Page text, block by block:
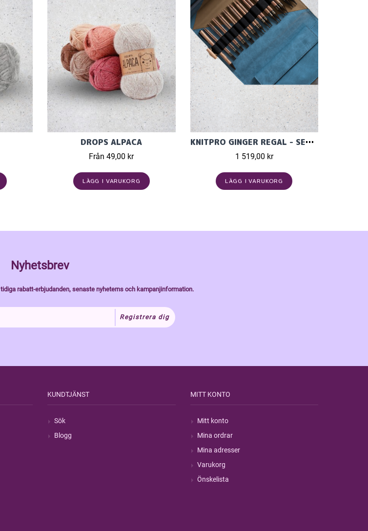
DROPS ALPACA
Från 49,00 kr
LÄGG I VARUKORG
KNITPRO GINGER REGAL - SET MED ÄNDSTICKOR (11 PAR, 13 CM)
1 519,00 kr
LÄGG I VARUKORG
Nyhetsbrev
rabatt-erbjudanden, senaste nyheterns och kampanjinformation.
Registrera dig
KUNDTJÄNST
Sök
Blogg
MITT KONTO
Mitt konto
Mina ordrar
Mina adresser
Varukorg
Önskelista